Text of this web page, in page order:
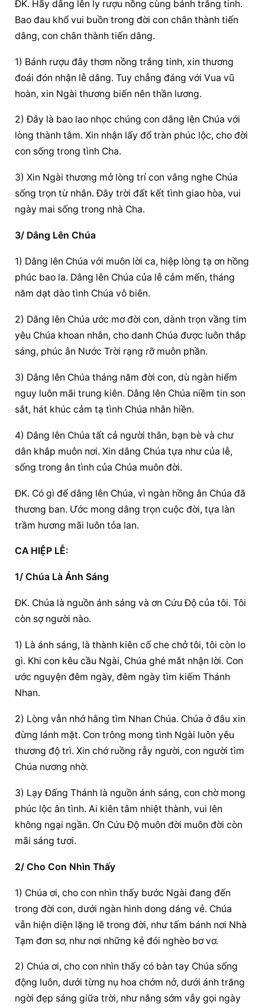
ĐK. Hãy dâng lên ly rượu nồng cùng bánh trắng tinh.
Bao đau khổ vui buồn trong đời con chân thành tiến
dâng, con chân thành tiến dâng.
1) Bánh rượu đây thơm nồng trắng tinh, xin thương
đoái đón nhận lễ dâng. Tuy chẳng đáng với Vua vũ
hoàn, xin Ngài thương biến nên thần lương.
2) Đây là bao lao nhọc chúng con dâng lên Chúa với
lòng thành tâm. Xin nhận lấy đổ tràn phúc lộc, cho đời
con sống trong tình Cha.
3) Xin Ngài thương mở lòng trí con vâng nghe Chúa
sống trọn từ nhân. Đây trời đất kết tình giao hòa, vui
ngày mai sống trong nhà Cha.
3/ Dâng Lên Chúa
1) Dâng lên Chúa với muôn lời ca, hiệp lòng tạ ơn hồng
phúc bao la. Dâng lên Chúa của lễ cảm mến, tháng
năm dạt dào tình Chúa vô biên.
2) Dâng lên Chúa ước mơ đời con, dành trọn vầng tim
yêu Chúa khoan nhân, cho danh Chúa được luôn thắp
sáng, phúc ân Nước Trời rạng rỡ muôn phần.
3) Dâng lên Chúa tháng năm đời con, dù ngàn hiểm
nguy luôn mãi trung kiên. Dâng lên Chúa niềm tin son
sắt, hát khúc cảm tạ tình Chúa nhân hiền.
4) Dâng lên Chúa tất cả người thân, bạn bè và chư
dân khắp muôn nơi. Xin dâng Chúa tựa như của lễ,
sống trong ân tình của Chúa muôn đời.
ĐK. Có gì để dâng lên Chúa, vì ngàn hồng ân Chúa đã
thương ban. Ước mong dâng trọn cuộc đời, tựa làn
trầm hương mãi luôn tỏa lan.
CA HIỆP LỄ:
1/ Chúa Là Ánh Sáng
ĐK. Chúa là nguồn ánh sáng và ơn Cứu Độ của tôi. Tôi
còn sợ người nào.
1) Là ánh sáng, là thành kiên cố che chở tôi, tôi còn lo
gì. Khi con kêu cầu Ngài, Chúa ghé mắt nhận lời. Con
ước nguyện đêm ngày, đêm ngày tìm kiếm Thánh
Nhan.
2) Lòng vẫn nhớ hằng tìm Nhan Chúa. Chúa ở đâu xin
đừng lánh mặt. Con trông mong tình Ngài luôn yêu
thương độ trì. Xin chớ ruồng rẫy người, con người tìm
Chúa nương nhờ.
3) Lạy Đấng Thánh là nguồn ánh sáng, con chờ mong
phúc lộc ân tình. Ai kiên tâm nhiệt thành, vui lên
không ngại ngần. Ơn Cứu Độ muôn đời muôn đời còn
mãi sáng tươi.
2/ Cho Con Nhìn Thấy
1) Chúa ơi, cho con nhìn thấy bước Ngài đang đến
trong đời con, dưới ngàn hình dong dáng vẻ. Chúa
vẫn hiện diện lặng lẽ trong đời, như tấm bánh nơi Nhà
Tạm đơn sơ, như nơi những kẻ đói nghèo bơ vơ.
2) Chúa ơi, cho con nhìn thấy có bàn tay Chúa sống
động luôn, dưới từng nụ hoa chớm nở, dưới ánh trăng
ngời đẹp sáng giữa trời, như nắng sớm vẫy gọi ngày